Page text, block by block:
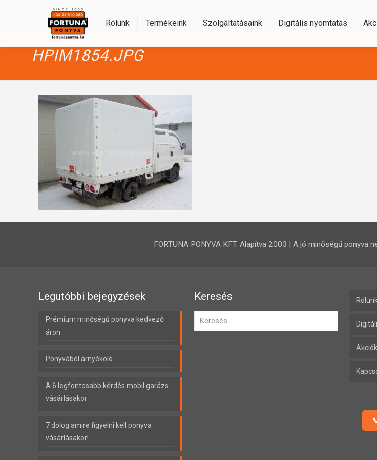
Rólunk Termékeink Szolgáltatásaink Digitális nyomtatás
HPIM1854.JPG
FORTUNA PONYVA KFT. Alapítva 2003 | A jó minőségű
Legutóbbi bejegyzések
Prémium minőségű ponyva kedvező
áron
Ponyvából árnyékoló
A 6 legfontosabb kérdés mobil garázs
vásárlásakor
7 dolog amire figyelni kell ponyva
vásárlásakor!
Keresés Rólunk
Akciók